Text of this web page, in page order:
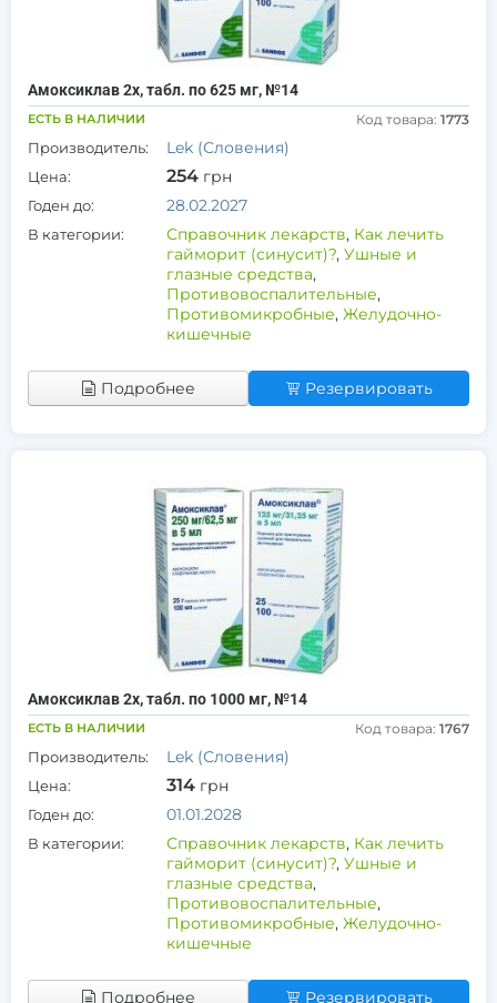
Амоксиклав 2х, табл. по 625 мг, №14
ЕСТЬ В НАЛИЧИИ Код товара: 1773
Производитель: Lek (Словения)
Цена: 254 грн
Годен до: 28.02.2027
В категории: Справочник лекарств, Как лечить
гайморит (синусит)?, Ушные и
глазные средства,
Противовоспалительные,
Противомикробные, Желудочно-
кишечные
Подробнее Резервировать
Амоксиклав 2х, табл. по 1000 мг, №14
ЕСТЬ В НАЛИЧИИ Код товара: 1767
Производитель: Lek (Словения)
Цена: 314 грн
Годен до: 01.01.2028
В категории: Справочник лекарств, Как лечить
гайморит (синусит)?, Ушные и
глазные средства,
Противовоспалительные,
Противомикробные, Желудочно-
кишечные
Подробнее Резервировать